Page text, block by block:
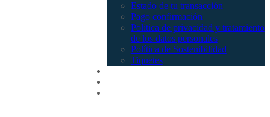
Estado de tu transacción
Pago confirmación
Política de privacidad y tratamiento
de los datos personales
Política de Sostenibilidad
Tiquetes